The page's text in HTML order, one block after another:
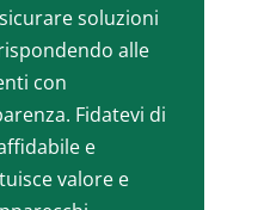
soluzioni
alle
con
Fidatevi di
e
valore e